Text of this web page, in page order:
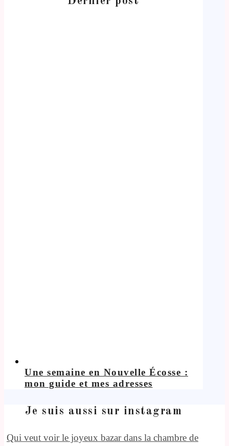
Une semaine en Nouvelle Écosse :
mon guide et mes adresses
Je suis aussi sur instagram
Qui veut voir le joyeux bazar dans la chambre de